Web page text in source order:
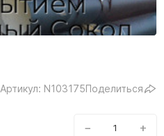
Артикул: N103175Поделиться
− +